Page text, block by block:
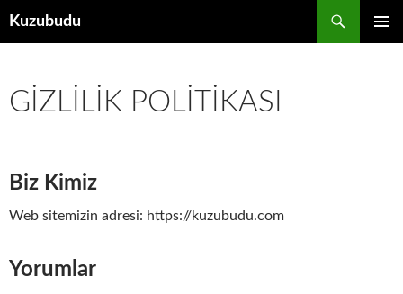
Kuzubudu
GIZLILIK POLITIKASI
Biz Kimiz
Web sitemizin adresi: https://kuzubudu.com
Yorumlar